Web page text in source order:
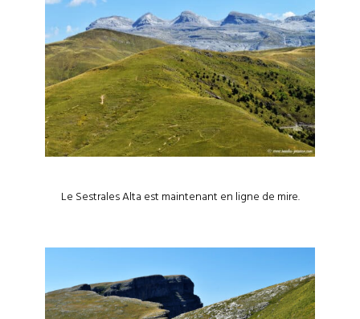
Le Sestrales Alta est maintenant en ligne de mire.